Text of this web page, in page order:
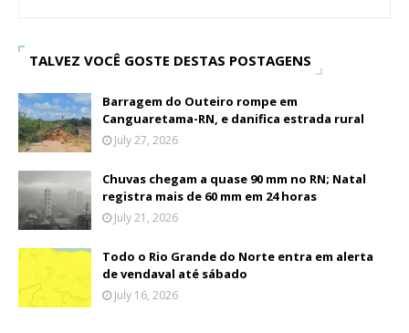
TALVEZ VOCÊ GOSTE DESTAS POSTAGENS
Barragem do Outeiro rompe em
Canguaretama-RN, e danifica estrada rural
July 27, 2026
Chuvas chegam a quase 90 mm no RN; Natal
registra mais de 60 mm em 24 horas
July 21, 2026
Todo o Rio Grande do Norte entra em alerta
de vendaval até sábado
July 16, 2026